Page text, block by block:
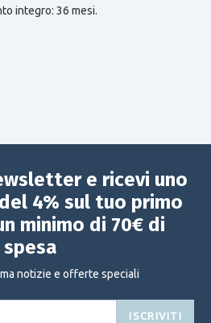
integro: 36 mesi.
e ricevi uno
4% sul tuo primo
minimo di 70€ di
spesa
notizie e offerte speciali
ISCRIVITI